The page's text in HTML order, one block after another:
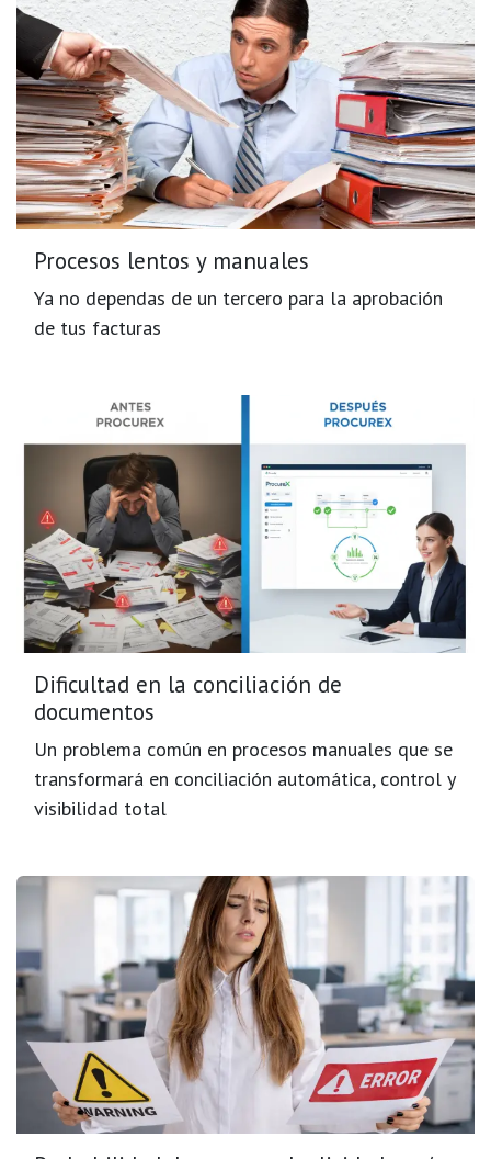
Procesos lentos y manuales
Ya no dependas de un tercero para la aprobación
de tus facturas
Dificultad en la conciliación de
documentos
Un problema común en procesos manuales que se
transformará en conciliación automática, control y
visibilidad total